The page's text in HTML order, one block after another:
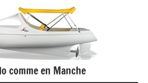
comme en Manche